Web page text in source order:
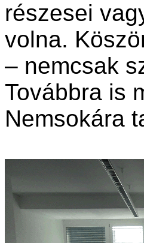
részesei
volna.
– nemcsak
Továbbra is
Nemsokára